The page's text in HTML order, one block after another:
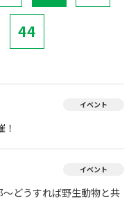
44
イベント
イベント
どうすれば野生動物と共